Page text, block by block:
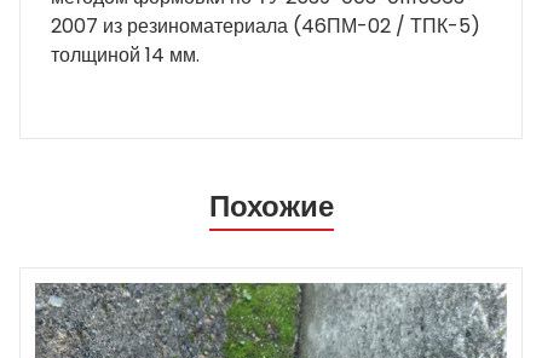
2007 из резиноматериала (46ПМ-02 / ТПК-5)
толщиной 14 мм.
Похожие